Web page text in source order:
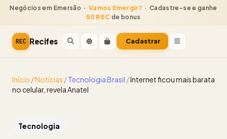
Negócios em Emersão · Vamos Emergir? · Cadastre-se e ganhe
50 RECde bonus
REC Recifes Cadastrar
Início /Notícias /Tecnologia Brasil /Internet ficou mais barata
no celular, revela Anatel
Tecnologia